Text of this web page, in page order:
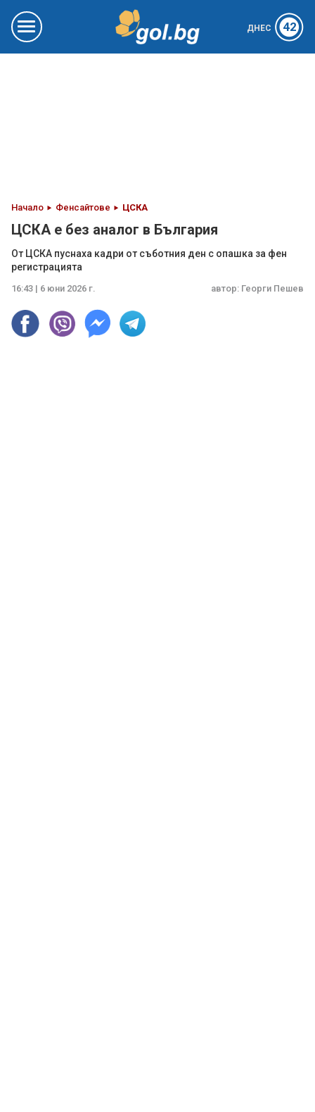
ДНЕС 42
Начало Фенсайтове ЦСКА
ЦСКА е без аналог в България
От ЦСКА пуснаха кадри от съботния ден с опашка за фен
регистрацията
16:43 | 6 юни 2026 г. автор: Георги Пешев